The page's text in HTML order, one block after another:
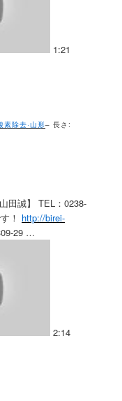
1:21
素除去·山形– 長さ:
田誠】 TEL：0238-
！ http://birei-
29 …
2:14